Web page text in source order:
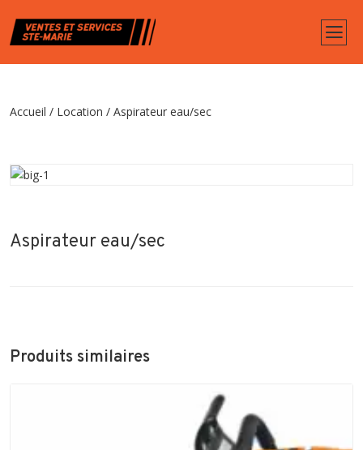
Accueil / Location / Aspirateur eau/sec
Aspirateur eau/sec
Produits similaires